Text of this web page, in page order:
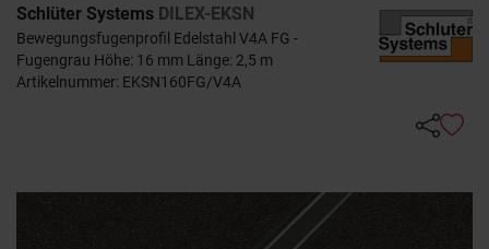
Schlüter Systems DILEX-EKSN
Bewegungsfugenprofil Edelstahl V4A FG -
Fugengrau Höhe: 16 mm Länge: 2,5 m
Artikelnummer: EKSN160FG/V4A